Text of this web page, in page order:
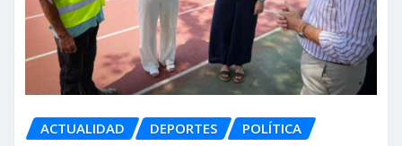
ACTUALIDAD DEPORTES POLÍTICA